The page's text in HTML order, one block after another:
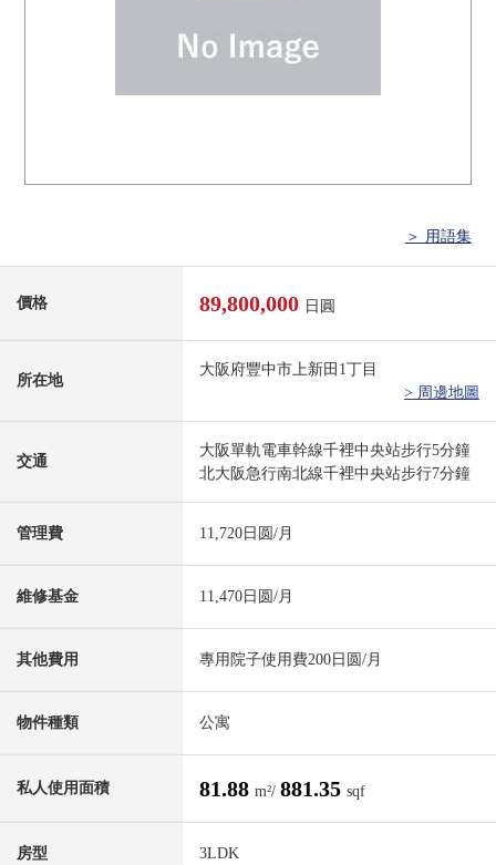
＞ 用語集
價格 89,800,000 日圓
所在地
大阪府豐中市上新田1丁目
> 周邊地圖
交通
大阪單軌電車幹線千裡中央站步行5分鐘
北大阪急行南北線千裡中央站步行7分鐘
管理費 11,720日圆/月
維修基金 11,470日圆/月
其他費用 專用院子使用費200日圆/月
物件種類 公寓
私人使用面積 81.88 m²/ 881.35 sqf
房型 3LDK